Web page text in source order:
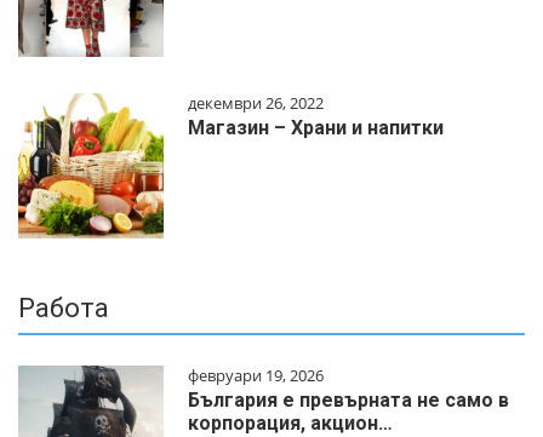
декември 26, 2022
Магазин – Храни и напитки
Работа
февруари 19, 2026
България е превърната не само в
корпорация, акцион…